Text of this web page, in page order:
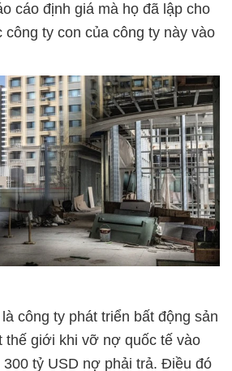
cáo định giá mà họ đã lập cho
công ty con của công ty này vào
công ty phát triển bất động sản
thế giới khi vỡ nợ quốc tế vào
tỷ USD nợ phải trả. Điều đó